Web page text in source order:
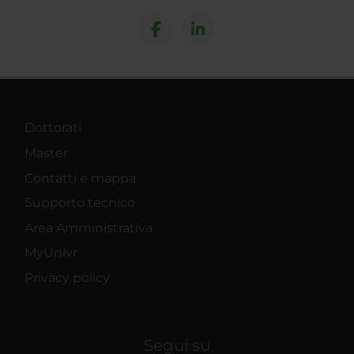
Dottorati
Master
Contatti e mappa
Supporto tecnico
Area Amministrativa
MyUnivr
Privacy policy
Segui su